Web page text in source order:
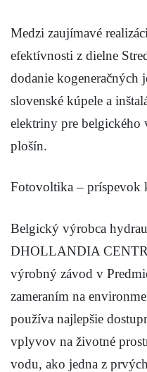
Medzi zaujímavé
efektívnosti z dielne
dodanie kogeneračných
slovenské kúpele a
elektriny pre
plošín.
Fotovoltika – príspevok
Belgický výrobca
DHOLLANDIA
výrobný závod v
zameraním na
používa najlepšie
vplyvov na životné
vodu, ako jedna z